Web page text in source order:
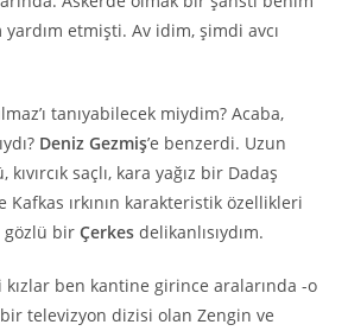
etmişti. Av idim, şimdi avcı
tanıyabilecek miydim? Acaba,
Deniz Gezmiş’e benzerdi. Uzun
saçlı, kara yağız bir Dadaş
Kafkas ırkının karakteristik özellikleri
gözlü birÇerkes delikanlısıydım.
ben kantine girince aralarında -o
televizyon dizisi olan Zengin ve